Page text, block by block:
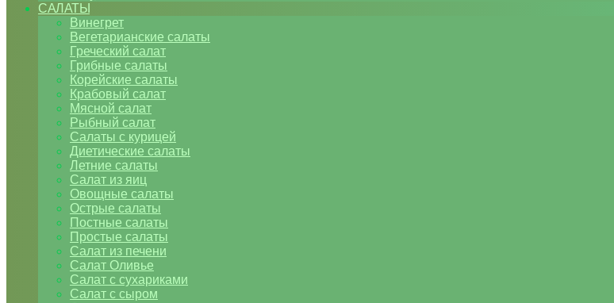
САЛАТЫ
Винегрет
Вегетарианские салаты
Греческий салат
Грибные салаты
Корейские салаты
Крабовый салат
Мясной салат
Рыбный салат
Салаты с курицей
Диетические салаты
Летние салаты
Салат из яиц
Овощные салаты
Острые салаты
Постные салаты
Простые салаты
Салат из печени
Салат Оливье
Салат с сухариками
Салат с сыром